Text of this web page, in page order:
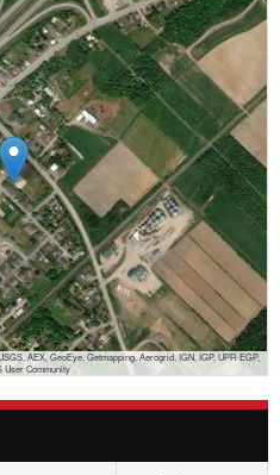
AEX, GeoEye, Getmapping, Aerogrid, IGN, IGP, UPR-EGP,
User Community